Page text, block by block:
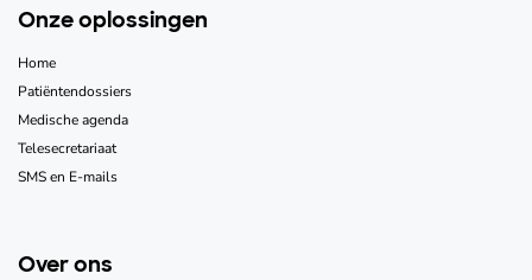
Onze oplossingen
Home
Patiëntendossiers
Medische agenda
Telesecretariaat
SMS en E-mails
Over ons